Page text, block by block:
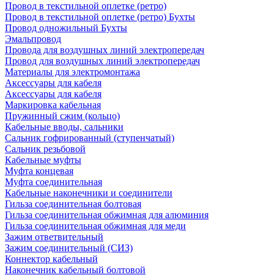
Провод в текстильной оплетке (ретро)
Провод в текстильной оплетке (ретро) Бухты
Провод одножильный Бухты
Эмальпровод
Провода для воздушных линий электропередач
Провод для воздушных линий электропередач
Материалы для электромонтажа
Аксессуары для кабеля
Аксессуары для кабеля
Маркировка кабельная
Пружинный сжим (кольцо)
Кабельные вводы, сальники
Сальник гофрированный (ступенчатый)
Сальник резьбовой
Кабельные муфты
Муфта концевая
Муфта соединительная
Кабельные наконечники и соединители
Гильза соединительная болтовая
Гильза соединительная обжимная для алюминия
Гильза соединительная обжимная для меди
Зажим ответвительный
Зажим соединительный (СИЗ)
Коннектор кабельный
Наконечник кабельный болтовой